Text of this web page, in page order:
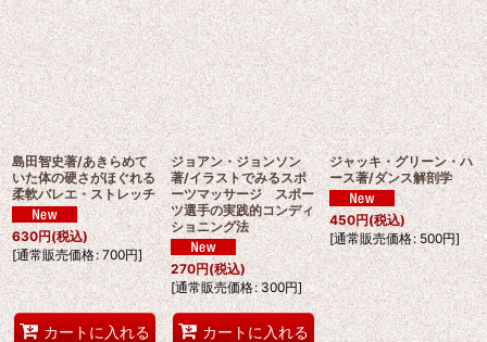
島田智史著/あきらめて
いた体の硬さがほぐれる
柔軟バレエ・ストレッチ
630円(税込)
[通常販売価格: 700円]
カートに入れる
ジョアン・ジョンソン
著/イラストでみるスポ
ーツマッサージ スポー
ツ選手の実践的コンディ
ショニング法
270円(税込)
[通常販売価格: 300円]
カートに入れる
ジャッキ・グリーン・ハ
ース著/ダンス解剖学
450円(税込)
[通常販売価格: 500円]